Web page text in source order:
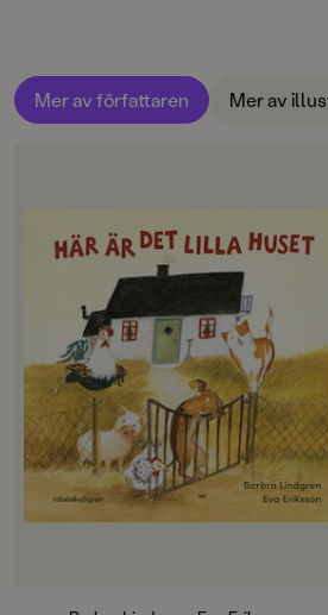
Mer av författaren Mer av
" ... en härlig liten pärla att läsa, om
och om igen, tillsammans med de
små i förskoleåldern. "
Monica Knutas, BtjHär är det lilla
huset.
Vem är det som kommer ut genom
den lilla dörren?
Det är gubben. Och gumman. Och
alla djuren!
Häj häj! Vov! Kuckeliku!En älskad
småbarnsfavorit, nu i tålig
kartong!Det finns inga som kan
fånga den lilla läsarens intresse som